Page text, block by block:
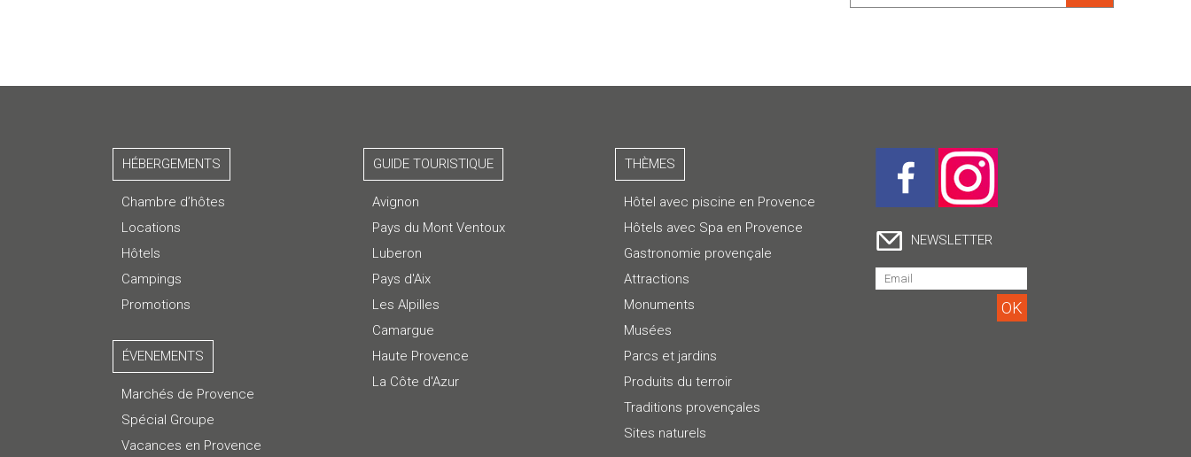
HÉBERGEMENTS
Chambre d’hôtes
Locations
Hôtels
Campings
Promotions
ÉVENEMENTS
Marchés de Provence
Spécial Groupe
Vacances en Provence
GUIDE TOURISTIQUE
Avignon
Pays du Mont Ventoux
Luberon
Pays d'Aix
Les Alpilles
Camargue
Haute Provence
La Côte d'Azur
THÈMES
Hôtel avec piscine en Provence
Hôtels avec Spa en Provence
Gastronomie provençale
Attractions
Monuments
Musées
Parcs et jardins
Produits du terroir
Traditions provençales
Sites naturels
NEWSLETTER